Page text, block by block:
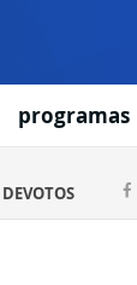
programas